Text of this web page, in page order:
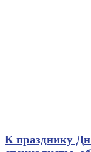
К празднику